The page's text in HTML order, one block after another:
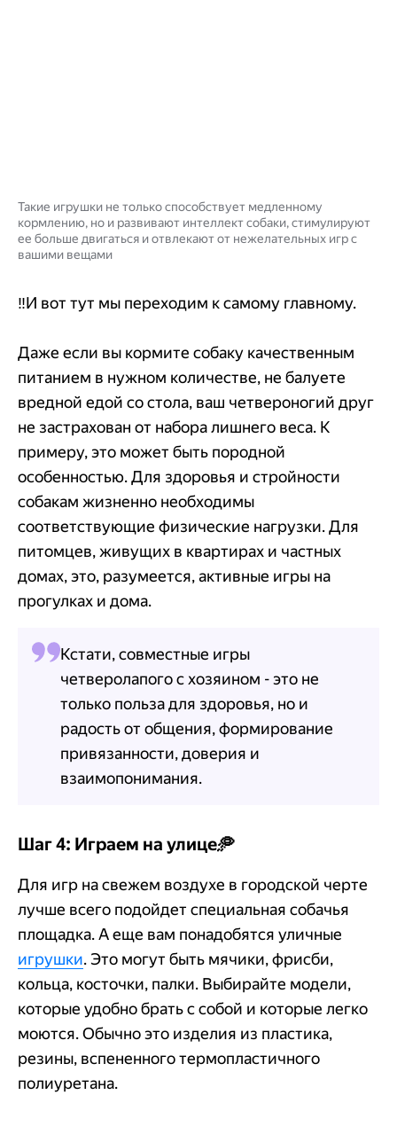
Такие игрушки не только способствует медленному
кормлению, но и развивают интеллект собаки, стимулируют
ее больше двигаться и отвлекают от нежелательных игр с
вашими вещами
‼️И вот тут мы переходим к самому главному.
Даже если вы кормите собаку качественным
питанием в нужном количестве, не балуете
вредной едой со стола, ваш четвероногий друг
не застрахован от набора лишнего веса. К
примеру, это может быть породной
особенностью. Для здоровья и стройности
собакам жизненно необходимы
соответствующие физические нагрузки. Для
питомцев, живущих в квартирах и частных
домах, это, разумеется, активные игры на
прогулках и дома.
Кстати, совместные игры
четверолапого с хозяином - это не
только польза для здоровья, но и
радость от общения, формирование
привязанности, доверия и
взаимопонимания.
Шаг 4: Играем на улице🥏
Для игр на свежем воздухе в городской черте
лучше всего подойдет специальная собачья
площадка. А еще вам понадобятся уличные
игрушки. Это могут быть мячики, фрисби,
кольца, косточки, палки. Выбирайте модели,
которые удобно брать с собой и которые легко
моются. Обычно это изделия из пластика,
резины, вспененного термопластичного
полиуретана.